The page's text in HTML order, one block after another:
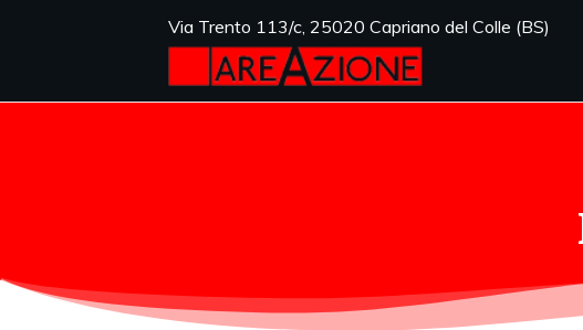
Via Trento 113/c, 25020 Capriano del Colle (BS)